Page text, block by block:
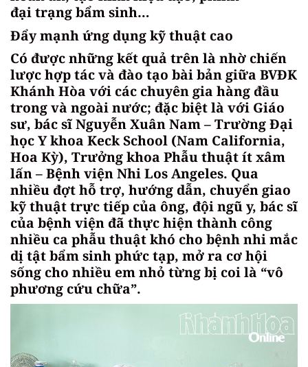
đại trạng bẩm sinh…
Đẩy mạnh ứng dụng kỹ thuật cao
Có được những kết quả trên là nhờ chiến
lược hợp tác và đào tạo bài bản giữa BVĐK
Khánh Hòa với các chuyên gia hàng đầu
trong và ngoài nước; đặc biệt là với Giáo
sư, bác sĩ Nguyễn Xuân Nam – Trường Đại
học Y khoa Keck School (Nam California,
Hoa Kỳ), Trưởng khoa Phẫu thuật ít xâm
lấn – Bệnh viện Nhi Los Angeles. Qua
nhiều đợt hỗ trợ, hướng dẫn, chuyển giao
kỹ thuật trực tiếp của ông, đội ngũ y, bác sĩ
của bệnh viện đã thực hiện thành công
nhiều ca phẫu thuật khó cho bệnh nhi mắc
dị tật bẩm sinh phức tạp, mở ra cơ hội
sống cho nhiều em nhỏ từng bị coi là “vô
phương cứu chữa”.